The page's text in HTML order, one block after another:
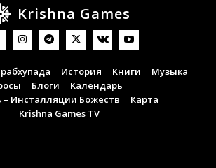
Krishna Games
История Книги
Музыка
Блоги
Календарь
– Инсталляции Божеств
Карта
Krishna Games TV